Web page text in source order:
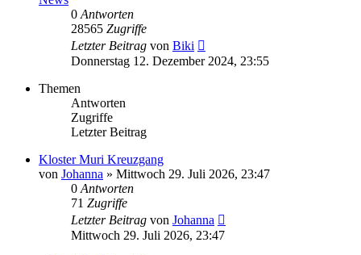
0 Antworten
28565 Zugriffe
Letzter Beitrag von Biki
Donnerstag 12. Dezember 2024, 23:55
Themen
Antworten
Zugriffe
Letzter Beitrag
Kloster Muri Kreuzgang
von Johanna » Mittwoch 29. Juli 2026, 23:47
0 Antworten
71 Zugriffe
Letzter Beitrag von Johanna
Mittwoch 29. Juli 2026, 23:47